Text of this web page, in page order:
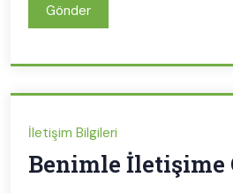
Gönder
İletişim Bilgileri
Benimle İletişime